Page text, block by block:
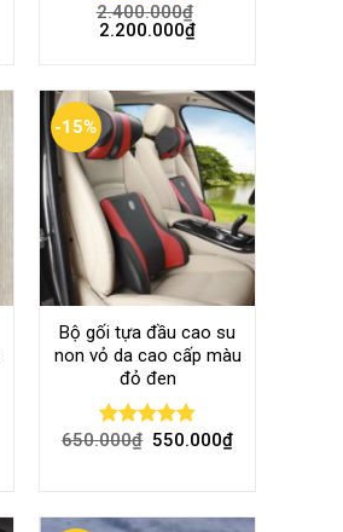
Rated4.56
out of 5
2.400.000₫
2.200.000₫
-15%
Bộ gối tựa đầu cao su
non vỏ da cao cấp màu
đỏ đen
Rated4.80
650.000₫ 550.000₫